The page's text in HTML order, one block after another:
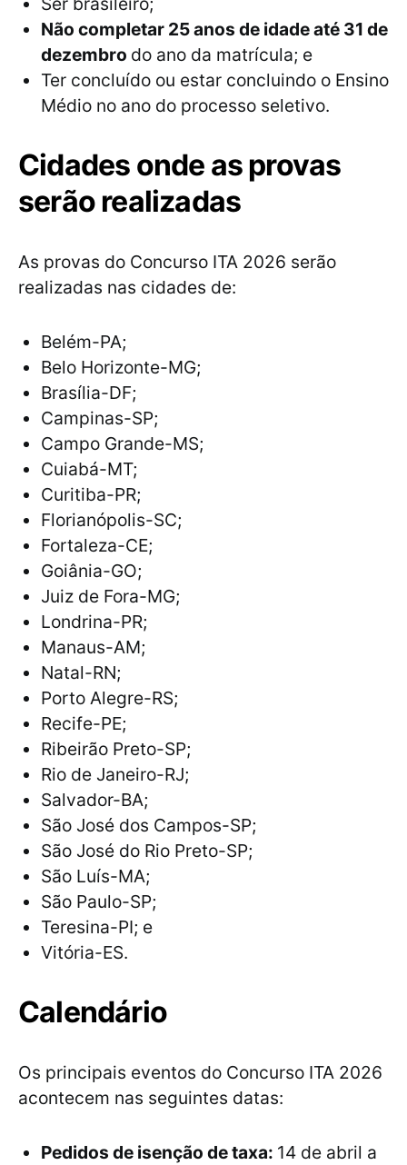
Não completar 25 anos de idade até 31 de
dezembro do ano da matrícula; e
Ter concluído ou estar concluindo o Ensino
Médio no ano do processo seletivo.
Cidades onde as provas
serão realizadas
As provas do Concurso ITA 2026 serão
realizadas nas cidades de:
Belém-PA;
Belo Horizonte-MG;
Brasília-DF;
Campinas-SP;
Campo Grande-MS;
Cuiabá-MT;
Curitiba-PR;
Florianópolis-SC;
Fortaleza-CE;
Goiânia-GO;
Juiz de Fora-MG;
Londrina-PR;
Manaus-AM;
Natal-RN;
Porto Alegre-RS;
Recife-PE;
Ribeirão Preto-SP;
Rio de Janeiro-RJ;
Salvador-BA;
São José dos Campos-SP;
São José do Rio Preto-SP;
São Luís-MA;
São Paulo-SP;
Teresina-PI; e
Vitória-ES.
Calendário
Os principais eventos do Concurso ITA 2026
acontecem nas seguintes datas:
Pedidos de isenção de taxa: 14 de abril a